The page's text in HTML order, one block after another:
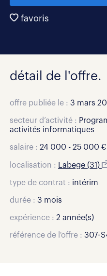
favoris
détail de l'offre.
offre publiée le : 3 mars
secteur d’activité :
activités informatiques
salaire : 24 000 - 25 000
localisation : Labege (31)
type de contrat : intérim
durée : 3 mois
expérience : 2 année(s)
référence de l'offre : 307-